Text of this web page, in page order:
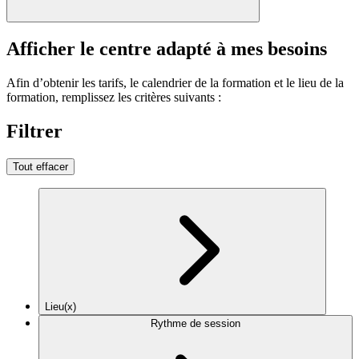
Afficher le centre adapté à mes besoins
Afin d’obtenir les tarifs, le calendrier de la formation et le lieu de la
formation, remplissez les critères suivants :
Filtrer
Tout effacer
Lieu(x)
Rythme de session